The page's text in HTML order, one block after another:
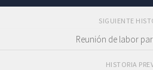
SIGUIENTE
Reunión de labor
HISTORIA